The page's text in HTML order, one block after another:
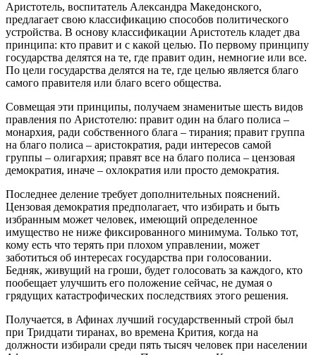
Аристотель, воспитатель Александра Македонского,
предлагает свою классификацию способов политического
устройства. В основу классификации Аристотель кладет два
принципа: кто правит и с какой целью. По первому принципу
государства делятся на те, где правит один, немногие или все.
По цели государства делятся на те, где целью является благо
самого правителя или благо всего общества.
Совмещая эти принципы, получаем знаменитые шесть видов
правления по Аристотелю: правит один на благо полиса –
монархия, ради собственного блага – тирания; правит группа
на благо полиса – аристократия, ради интересов самой
группы – олигархия; правят все на благо полиса – цензовая
демократия, иначе – охлократия или просто демократия.
Последнее деление требует дополнительных пояснений.
Цензовая демократия предполагает, что избирать и быть
избранным может человек, имеющий определенное
имущество не ниже фиксированного минимума. Только тот,
кому есть что терять при плохом управлении, может
заботиться об интересах государства при голосовании.
Бедняк, живущий на гроши, будет голосовать за каждого, кто
пообещает улучшить его положение сейчас, не думая о
грядущих катастрофических последствиях этого решения.
Получается, в Афинах лучший государственный строй был
при Тридцати тиранах, во времена Крития, когда на
должности избирали среди пять тысяч человек при населении